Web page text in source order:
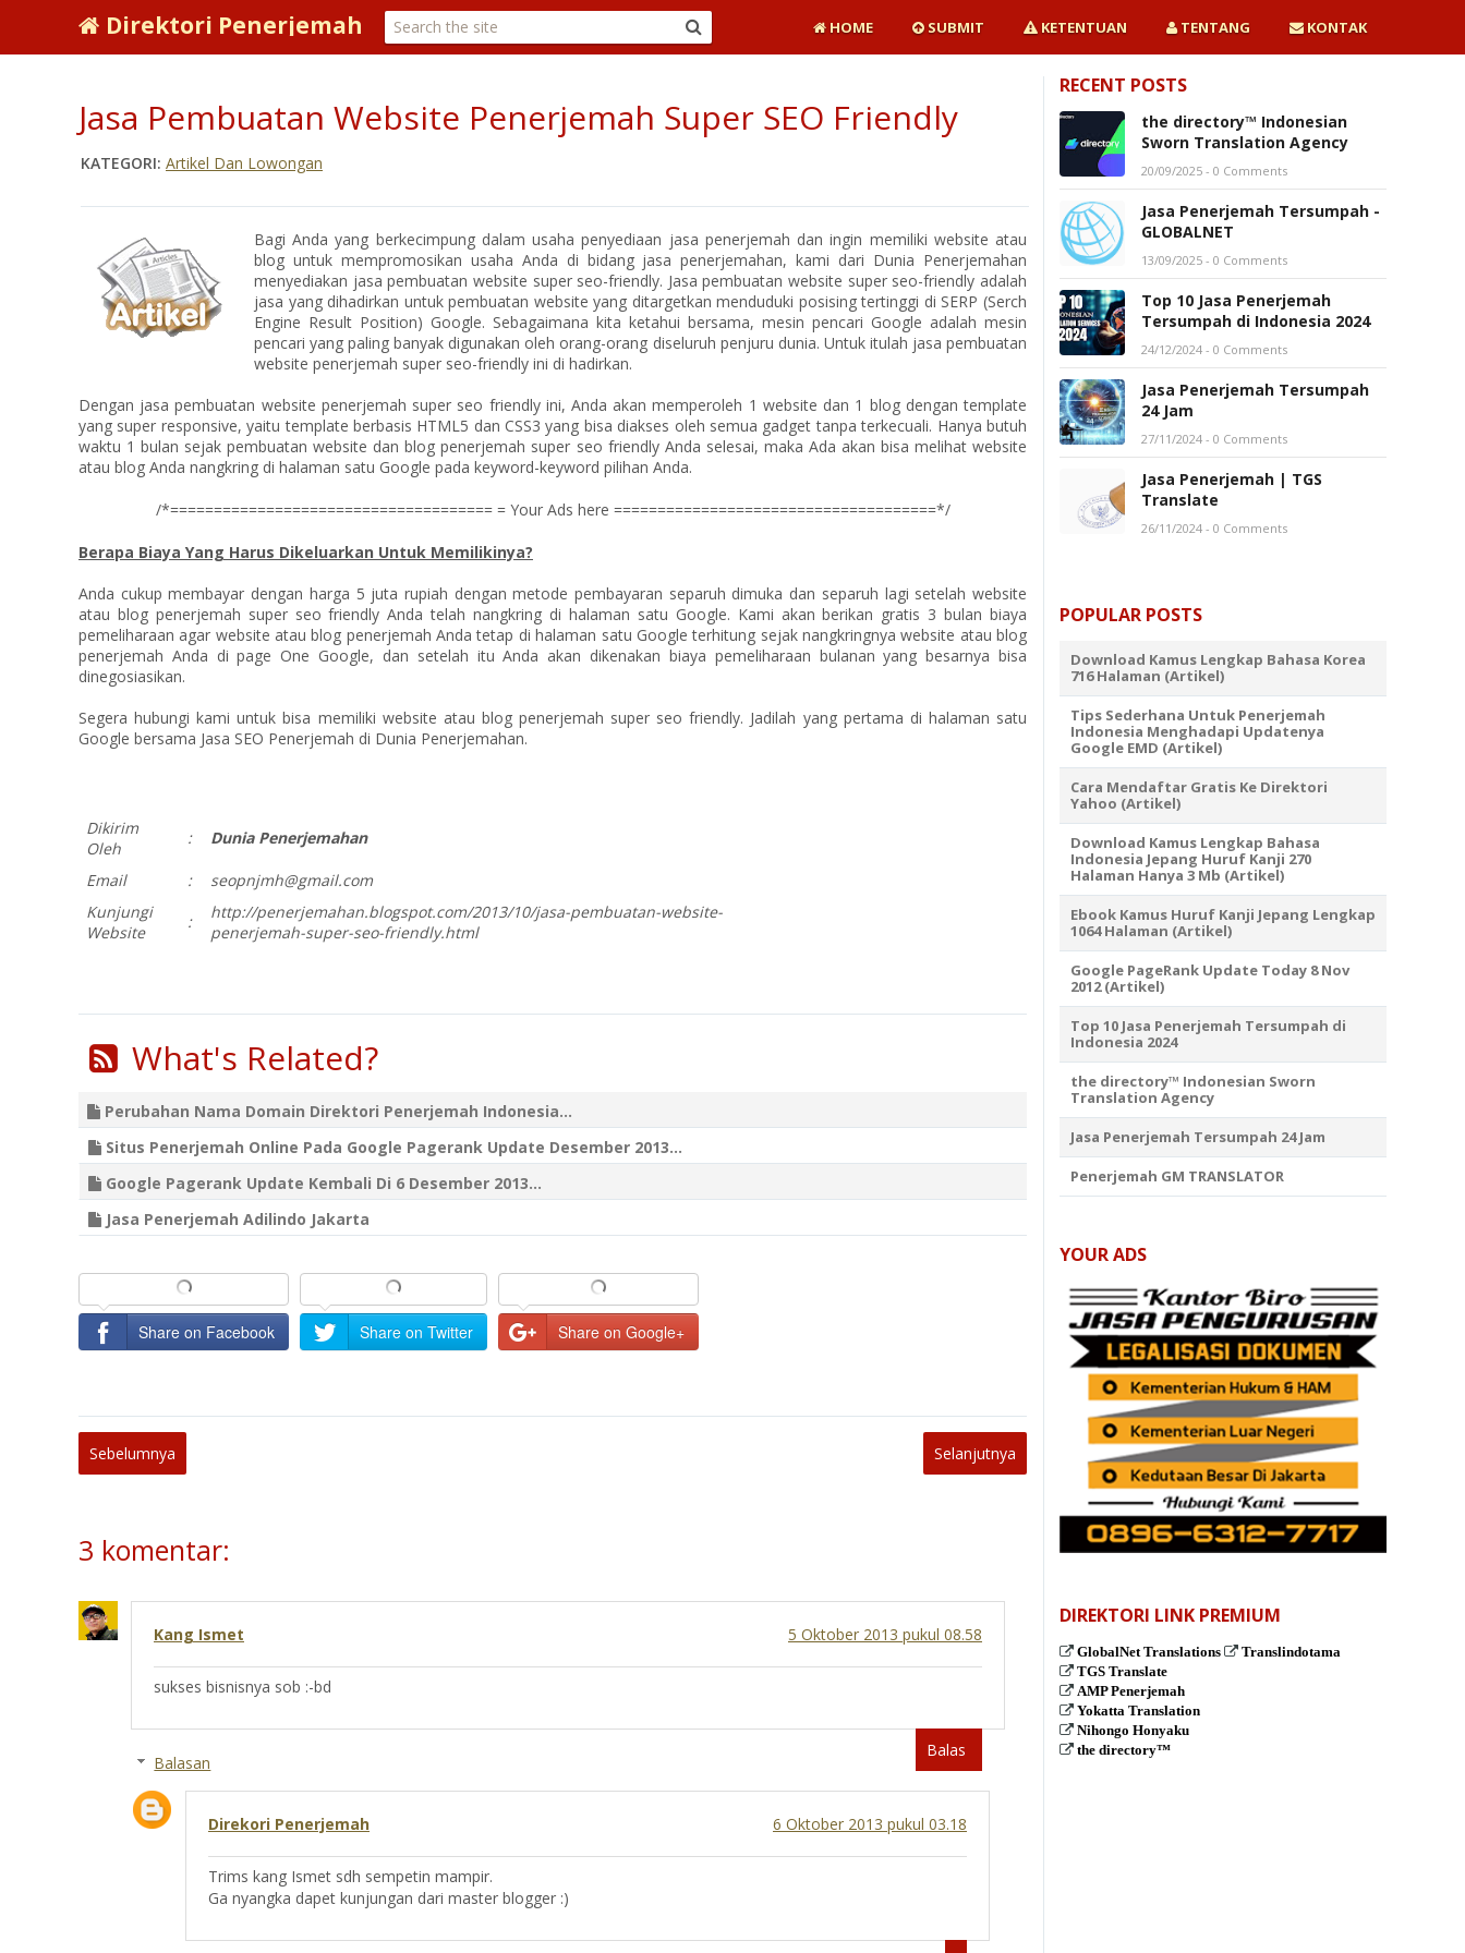
Direktori Penerjemah HOME SUBMIT KETENTUAN TENTANG KONTAK
Jasa Pembuatan Website Penerjemah Super SEO Friendly
KATEGORI: Artikel Dan Lowongan
Bagi Anda yang berkecimpung dalam usaha penyediaan jasa penerjemah dan ingin memiliki website atau
blog untuk mempromosikan usaha Anda di bidang jasa penerjemahan, kami dari Dunia Penerjemahan
menyediakan jasa pembuatan website super seo-friendly. Jasa pembuatan website super seo-friendly adalah
jasa yang dihadirkan untuk pembuatan website yang ditargetkan menduduki posising tertinggi di SERP (Serch
Engine Result Position) Google. Sebagaimana kita ketahui bersama, mesin pencari Google adalah mesin
pencari yang paling banyak digunakan oleh orang-orang diseluruh penjuru dunia. Untuk itulah jasa pembuatan
website penerjemah super seo-friendly ini di hadirkan.
Dengan jasa pembuatan website penerjemah super seo friendly ini, Anda akan memperoleh 1 website dan 1 blog dengan template
yang super responsive, yaitu template berbasis HTML5 dan CSS3 yang bisa diakses oleh semua gadget tanpa terkecuali. Hanya butuh
waktu 1 bulan sejak pembuatan website dan blog penerjemah super seo friendly Anda selesai, maka Ada akan bisa melihat website
atau blog Anda nangkring di halaman satu Google pada keyword-keyword pilihan Anda.
/*===================================== = Your Ads here =====================================*/
Berapa Biaya Yang Harus Dikeluarkan Untuk Memilikinya?
Anda cukup membayar dengan harga 5 juta rupiah dengan metode pembayaran separuh dimuka dan separuh lagi setelah website
atau blog penerjemah super seo friendly Anda telah nangkring di halaman satu Google. Kami akan berikan gratis 3 bulan biaya
pemeliharaan agar website atau blog penerjemah Anda tetap di halaman satu Google terhitung sejak nangkringnya website atau blog
penerjemah Anda di page One Google, dan setelah itu Anda akan dikenakan biaya pemeliharaan bulanan yang besarnya bisa
dinegosiasikan.
Segera hubungi kami untuk bisa memiliki website atau blog penerjemah super seo friendly. Jadilah yang pertama di halaman satu
Google bersama Jasa SEO Penerjemah di Dunia Penerjemahan.
Dikirim
Oleh
: Dunia Penerjemahan
Email :
seopnjmh@gmail.com
Kunjungi
Website
:
http://penerjemahan.blogspot.com/2013/10/jasa-pembuatan-website-
penerjemah-super-seo-friendly.html
What's Related?
Perubahan Nama Domain Direktori Penerjemah Indonesia...
Situs Penerjemah Online Pada Google Pagerank Update Desember 2013...
Google Pagerank Update Kembali Di 6 Desember 2013...
Jasa Penerjemah Adilindo Jakarta
Share on Facebook Share on Twitter Share on Google+
Sebelumnya Selanjutnya
3 komentar:
Kang Ismet 5 Oktober 2013 pukul 08.58
sukses bisnisnya sob :-bd
Balas
Balasan
Direkori Penerjemah 6 Oktober 2013 pukul 03.18
Trims kang Ismet sdh sempetin mampir.
Ga nyangka dapet kunjungan dari master blogger :)
RECENT POSTS
the directory™ Indonesian
Sworn Translation Agency
20/09/2025 - 0 Comments
Jasa Penerjemah Tersumpah -
GLOBALNET
13/09/2025 - 0 Comments
Top 10 Jasa Penerjemah
Tersumpah di Indonesia 2024
24/12/2024 - 0 Comments
Jasa Penerjemah Tersumpah
24 Jam
27/11/2024 - 0 Comments
Jasa Penerjemah | TGS
Translate
26/11/2024 - 0 Comments
POPULAR POSTS
Download Kamus Lengkap Bahasa Korea
716 Halaman (Artikel)
Tips Sederhana Untuk Penerjemah
Indonesia Menghadapi Updatenya
Google EMD (Artikel)
Cara Mendaftar Gratis Ke Direktori
Yahoo (Artikel)
Download Kamus Lengkap Bahasa
Indonesia Jepang Huruf Kanji 270
Halaman Hanya 3 Mb (Artikel)
Ebook Kamus Huruf Kanji Jepang Lengkap
1064 Halaman (Artikel)
Google PageRank Update Today 8 Nov
2012 (Artikel)
Top 10 Jasa Penerjemah Tersumpah di
Indonesia 2024
the directory™ Indonesian Sworn
Translation Agency
Jasa Penerjemah Tersumpah 24 Jam
Penerjemah GM TRANSLATOR
YOUR ADS
DIREKTORI LINK PREMIUM
GlobalNet Translations
Translindotama
TGS Translate
AMP Penerjemah
Yokatta Translation
Nihongo Honyaku
the directory™